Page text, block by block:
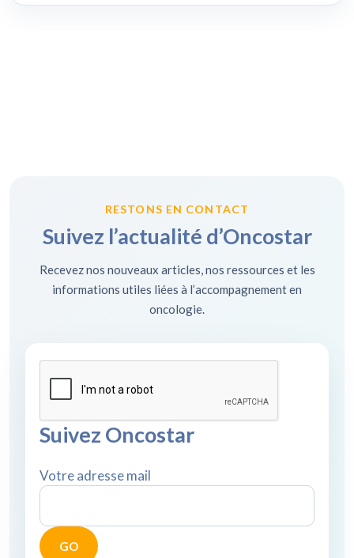
RESTONS EN CONTACT
Suivez l’actualité d’Oncostar
Recevez nos nouveaux articles, nos ressources et les
informations utiles liées à l’accompagnement en
oncologie.
Suivez Oncostar
Votre adresse mail